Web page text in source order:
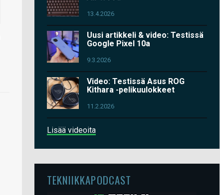
13.4.2026
Uusi artikkeli & video: Testissä
Google Pixel 10a
9.3.2026
Video: Testissä Asus ROG
Kithara -pelikuulokkeet
11.2.2026
Lisää videoita
TEKNIIKKAPODCAST